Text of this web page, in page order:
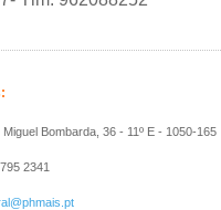
Miguel Bombarda, 36 - 11º E - 1050-
2341